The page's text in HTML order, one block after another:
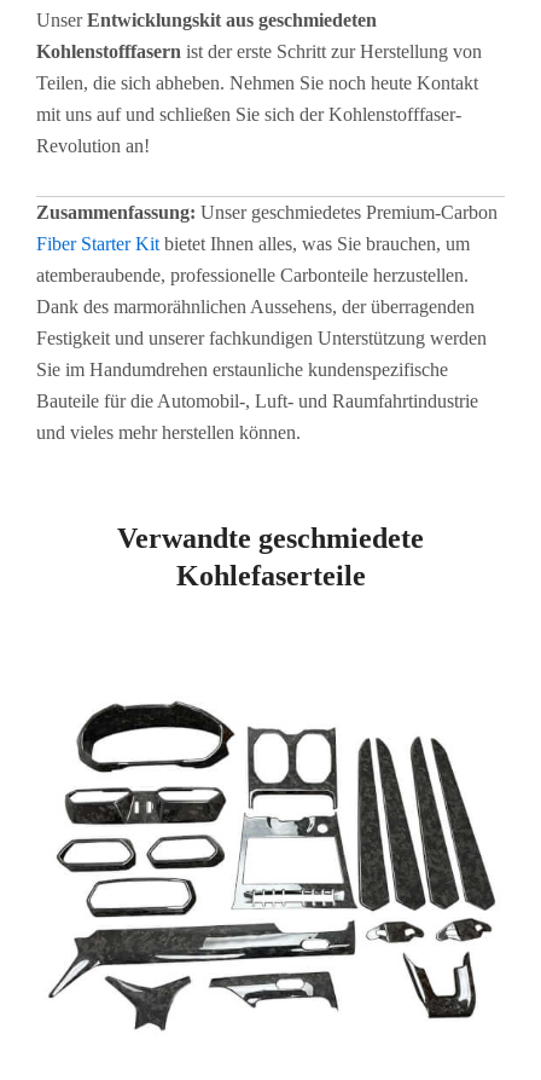
UnserEntwicklungskit aus geschmiedeten
Kohlenstofffasern ist der erste Schritt zur Herstellung von
Teilen, die sich abheben. Nehmen Sie noch heute Kontakt
mit uns auf und schließen Sie sich der Kohlenstofffaser-
Revolution an!
Zusammenfassung: Unser geschmiedetes Premium-Carbon
Fiber Starter Kit bietet Ihnen alles, was Sie brauchen, um
atemberaubende, professionelle Carbonteile herzustellen.
Dank des marmorähnlichen Aussehens, der überragenden
Festigkeit und unserer fachkundigen Unterstützung werden
Sie im Handumdrehen erstaunliche kundenspezifische
Bauteile für die Automobil-, Luft- und Raumfahrtindustrie
und vieles mehr herstellen können.
Verwandte geschmiedete
Kohlefaserteile